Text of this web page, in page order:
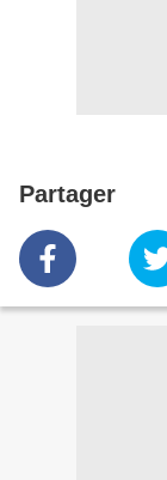
Partager